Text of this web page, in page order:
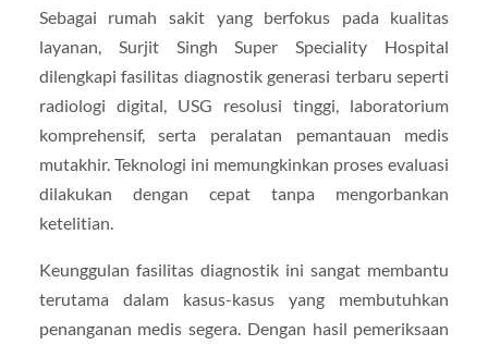
Sebagai rumah sakit yang berfokus pada kualitas
layanan, Surjit Singh Super Speciality Hospital
dilengkapi fasilitas diagnostik generasi terbaru seperti
radiologi digital, USG resolusi tinggi, laboratorium
komprehensif, serta peralatan pemantauan medis
mutakhir. Teknologi ini memungkinkan proses evaluasi
dilakukan dengan cepat tanpa mengorbankan
ketelitian.
Keunggulan fasilitas diagnostik ini sangat membantu
terutama dalam kasus-kasus yang membutuhkan
penanganan medis segera. Dengan hasil pemeriksaan